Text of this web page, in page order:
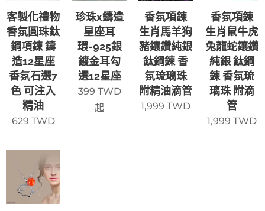
客製化禮物
香氛圓珠鈦
鋼項鍊 鑄
造12星座
香氛石選7
色 可注入
精油
629 TWD
珍珠x鑄造
星座耳
環-925銀
鍍金耳勾
選12星座
399 TWD
起
香氛項鍊
生肖馬羊狗
豬鑲鑽純銀
鈦鋼鍊 香
氛琉璃珠
附精油滴管
1,999 TWD
香氛項鍊
生肖鼠牛虎
兔龍蛇鑲鑽
純銀 鈦鋼
鍊 香氛琉
璃珠 附滴
管
1,999 TWD